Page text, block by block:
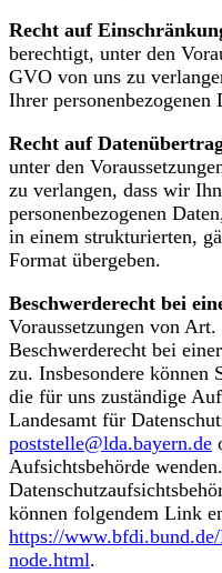
Recht auf
berechtigt, unter den
GVO von uns zu
Ihrer personenbezogenen
Recht auf
unter den
zu verlangen, dass wir
personenbezogenen
in einem strukturierten,
Format übergeben.
Beschwerderecht bei
Voraussetzungen von
Beschwerderecht bei
zu. Insbesondere können
die für uns zuständige
Landesamt für
poststelle@lda.bayern.de
Aufsichtsbehörde
können folgendem Link
https://
node.html.